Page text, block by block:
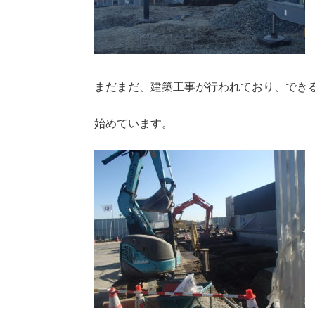
まだまだ、建築工事が行われており、でき
始めています。